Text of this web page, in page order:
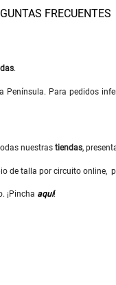
FRECUENTES
.
Península. Para pedidos
nuestras tiendas,
de talla por circuito online,
¡Pincha aquí!